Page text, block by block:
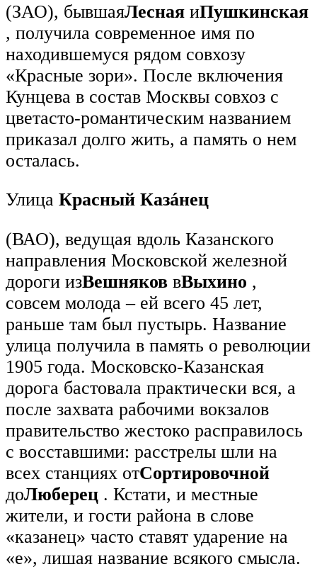
(ЗАО), бывшаяЛесная иПушкинская
, получила современное имя по
находившемуся рядом совхозу
«Красные зори». После включения
Кунцева в состав Москвы совхоз с
цветасто-романтическим названием
приказал долго жить, а память о нем
осталась.
Улица Красный Казáнец
(ВАО), ведущая вдоль Казанского
направления Московской железной
дороги изВешняков вВыхино ,
совсем молода – ей всего 45 лет,
раньше там был пустырь. Название
улица получила в память о революции
1905 года. Московско-Казанская
дорога бастовала практически вся, а
после захвата рабочими вокзалов
правительство жестоко расправилось
с восставшими: расстрелы шли на
всех станциях отСортировочной
доЛюберец . Кстати, и местные
жители, и гости района в слове
«казанец» часто ставят ударение на
«е», лишая название всякого смысла.